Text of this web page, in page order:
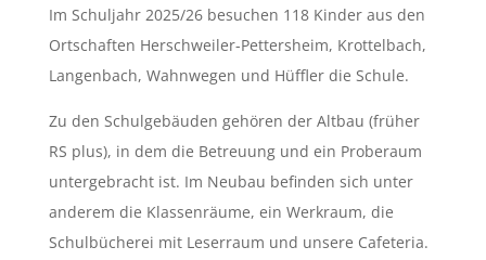
Im Schuljahr 2025/26 besuchen 118 Kinder aus den
Ortschaften Herschweiler-Pettersheim, Krottelbach,
Langenbach, Wahnwegen und Hüffler die Schule.
Zu den Schulgebäuden gehören der Altbau (früher
RS plus), in dem die Betreuung und ein Proberaum
untergebracht ist. Im Neubau befinden sich unter
anderem die Klassenräume, ein Werkraum, die
Schulbücherei mit Leserraum und unsere Cafeteria.